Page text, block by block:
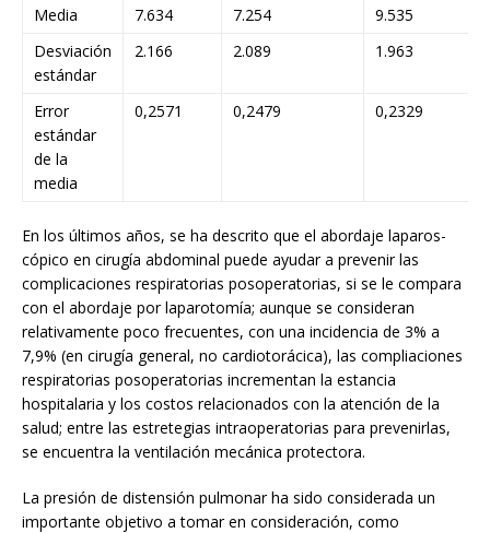
Media
7.634 7.254
9.535
Desviación
estándar
2.166 2.089 1.963
Error
estándar
de la
media
0,2571 0,2479 0,2329
En los últimos años, se ha descrito que el abordaje laparos-
cópico en cirugía abdominal puede ayudar a prevenir las
complicaciones respiratorias posoperatorias, si se le compara
con el abordaje por laparotomía; aunque se consideran
relativamente poco frecuentes, con una incidencia de 3% a
7,9% (en cirugía general, no cardiotorácica), las compliaciones
respiratorias posoperatorias incrementan la estancia
hospitalaria y los costos relacionados con la atención de la
salud; entre las estretegias intraoperatorias para prevenirlas,
se encuentra la ventilación mecánica protectora.
La presión de distensión pulmonar ha sido considerada un
importante objetivo a tomar en consideración, como